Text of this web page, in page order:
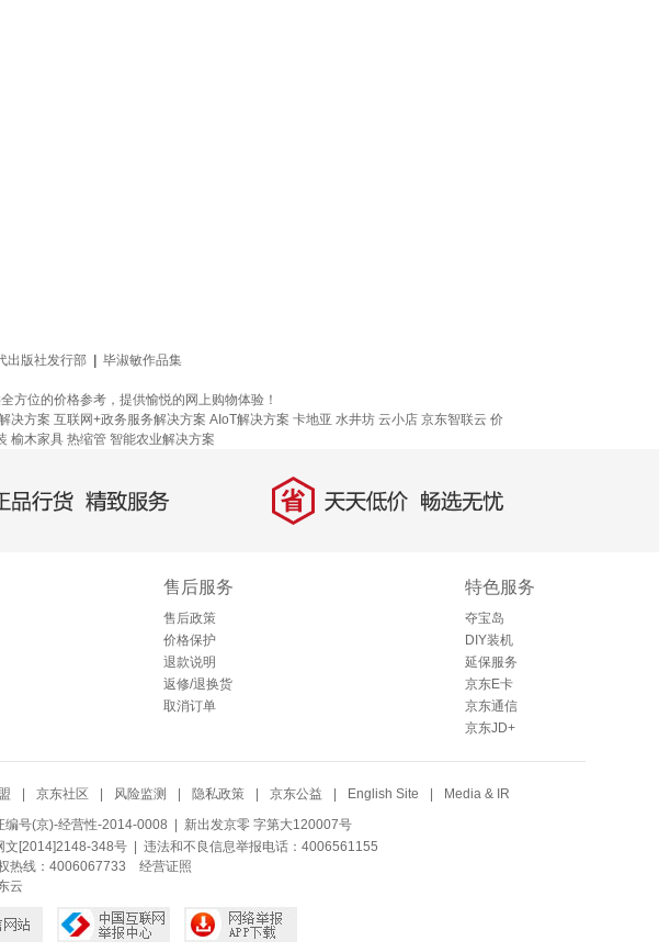
出版社发行部
毕淑敏作品集
方位的价格参考，提供愉悦的网上购物体验！
决方案 互联网+政务服务解决方案 AIoT解决方案 卡地亚 水井坊 云小店 京东智联云 价
榆木家具 热缩管 智能农业解决方案
行货，精致服务 省 天天低价，畅选无忧
售后服务
售后政策
价格保护
退款说明
返修/退换货
取消订单
特色服务
夺宝岛
DIY装机
延保服务
京东E卡
京东通信
京东JD+
京东社区 风险监测 隐私政策 京东公益 English Site Media & IR
编号(京)-经营性-2014-0008 | 新出发京零 字第大120007号
文[2014]2148-348号| 违法和不良信息举报电话：4006561155
热线：4006067733 经营证照
云